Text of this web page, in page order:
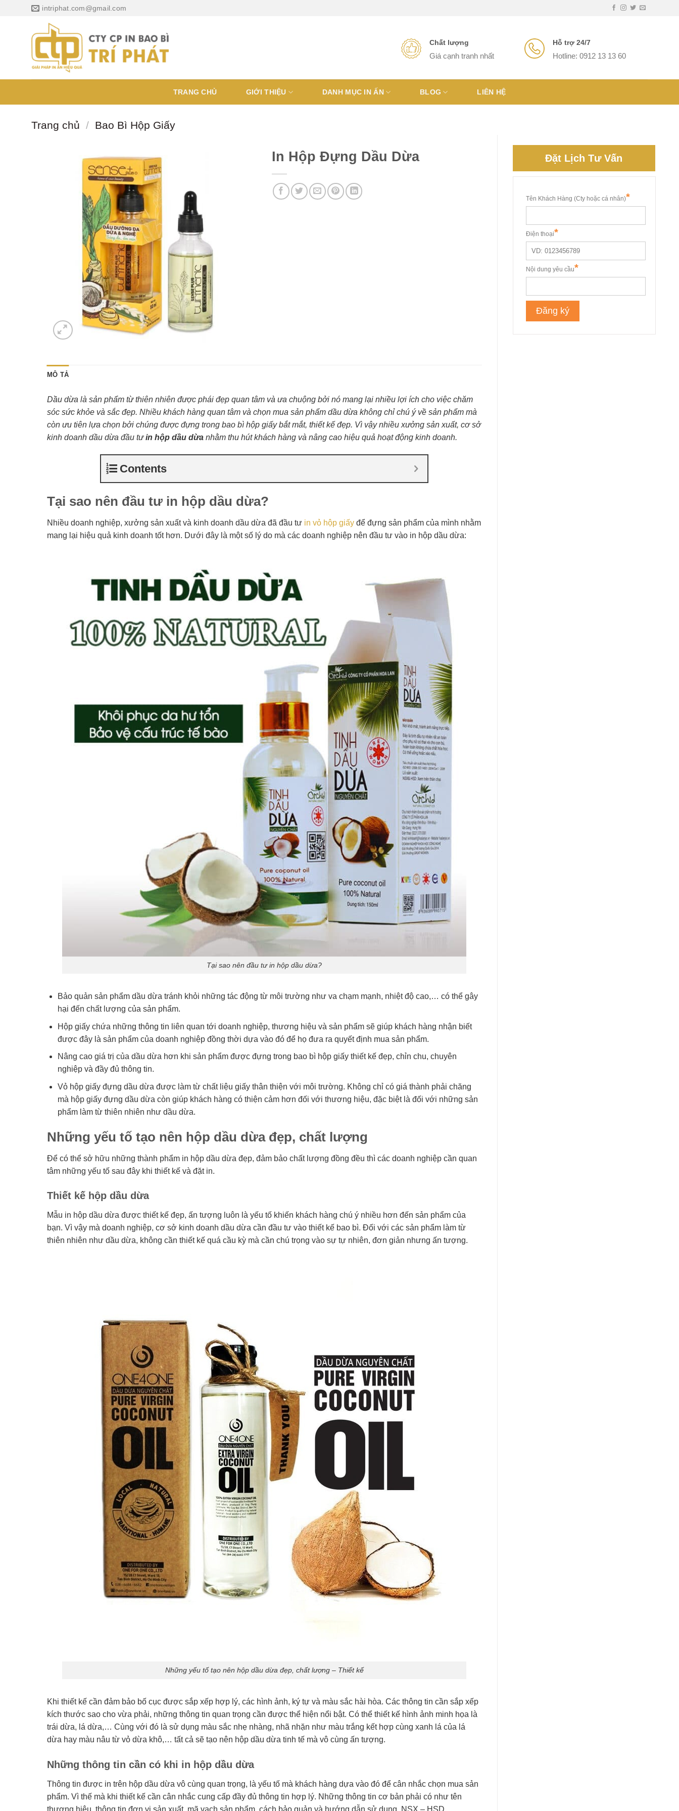
intriphat.com@gmail.com
Chất lượng
Giá cạnh tranh nhất
Hỗ trợ 24/7
Hotline: 0912 13 13 60
TRANG CHỦ GIỚI THIỆU DANH MỤC IN ẤN BLOG LIÊN HỆ
Trang chủ / Bao Bì Hộp Giấy
Đặt Lịch Tư Vấn
In Hộp Đựng Dầu Dừa
MÔ TẢ
Dầu dừa là sản phẩm từ thiên nhiên được phái đẹp quan tâm và ưa chuộng bởi nó mang lại nhiều lợi ích cho việc chăm
sóc sức khỏe và sắc đẹp. Nhiều khách hàng quan tâm và chọn mua sản phẩm dầu dừa không chỉ chú ý về sản phẩm mà
còn ưu tiên lựa chọn bởi chúng được đựng trong bao bì hộp giấy bắt mắt, thiết kế đẹp. Vì vậy nhiều xưởng sản xuất, cơ sở
kinh doanh dầu dừa đầu tưin hộp dầu dừanhằm thu hút khách hàng và nâng cao hiệu quả hoạt động kinh doanh.
Contents
Tại sao nên đầu tư in hộp dầu dừa?
Nhiều doanh nghiệp, xưởng sản xuất và kinh doanh dầu dừa đã đầu tư in vỏ hộp giấyđể đựng sản phẩm của mình nhằm
mang lại hiệu quả kinh doanh tốt hơn. Dưới đây là một số lý do mà các doanh nghiệp nên đầu tư vào in hộp dầu dừa:
Tại sao nên đầu tư in hộp dầu dừa?
Bảo quản sản phẩm dầu dừa tránh khỏi những tác động từ môi trường như va chạm mạnh, nhiệt độ cao,… có thể gây
hại đến chất lượng của sản phẩm.
Hộp giấy chứa những thông tin liên quan tới doanh nghiệp, thương hiệu và sản phẩm sẽ giúp khách hàng nhận biết
được đây là sản phẩm của doanh nghiệp đồng thời dựa vào đó để họ đưa ra quyết định mua sản phẩm.
Nâng cao giá trị của dầu dừa hơn khi sản phẩm được đựng trong bao bì hộp giấy thiết kế đẹp, chỉn chu, chuyên
nghiệp và đầy đủ thông tin.
Vỏ hộp giấy đựng dầu dừa được làm từ chất liệu giấy thân thiện với môi trường. Không chỉ có giá thành phải chăng
mà hộp giấy đựng dầu dừa còn giúp khách hàng có thiện cảm hơn đối với thương hiệu, đặc biệt là đối với những sản
phẩm làm từ thiên nhiên như dầu dừa.
Những yếu tố tạo nên hộp dầu dừa đẹp, chất lượng
Để có thể sở hữu những thành phẩm in hộp dầu dừa đẹp, đảm bảo chất lượng đồng đều thì các doanh nghiệp cần quan
tâm những yếu tố sau đây khi thiết kế và đặt in.
Thiết kế hộp dầu dừa
Mẫu in hộp dầu dừa được thiết kế đẹp, ấn tượng luôn là yếu tố khiến khách hàng chú ý nhiều hơn đến sản phẩm của
bạn. Vì vậy mà doanh nghiệp, cơ sở kinh doanh dầu dừa cần đầu tư vào thiết kế bao bì. Đối với các sản phẩm làm từ
thiên nhiên như dầu dừa, không cần thiết kế quá cầu kỳ mà cần chú trọng vào sự tự nhiên, đơn giản nhưng ấn tượng.
Những yếu tố tạo nên hộp dầu dừa đẹp, chất lượng – Thiết kế
Khi thiết kế cần đảm bảo bố cục được sắp xếp hợp lý, các hình ảnh, ký tự và màu sắc hài hòa. Các thông tin cần sắp xếp
kích thước sao cho vừa phải, những thông tin quan trọng cần được thể hiện nổi bật. Có thể thiết kế hình ảnh minh họa là
trái dừa, lá dừa,… Cùng với đó là sử dụng màu sắc nhẹ nhàng, nhã nhặn như màu trắng kết hợp cùng xanh lá của lá
dừa hay màu nâu từ vỏ dừa khô,… tất cả sẽ tạo nên hộp dầu dừa tinh tế mà vô cùng ấn tượng.
Những thông tin cần có khi in hộp dầu dừa
Thông tin được in trên hộp dầu dừa vô cùng quan trọng, là yếu tố mà khách hàng dựa vào đó để cân nhắc chọn mua sản
phẩm. Vì thế mà khi thiết kế cần cân nhắc cung cấp đầy đủ thông tin hợp lý. Những thông tin cơ bản phải có như tên
thương hiệu, thông tin đơn vị sản xuất, mã vạch sản phẩm, cách bảo quản và hướng dẫn sử dụng, NSX – HSD,…